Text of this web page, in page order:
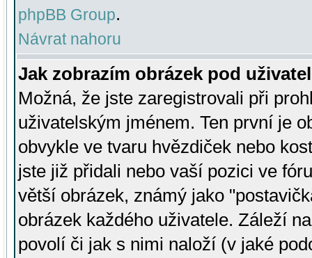
phpBB Group.
Návrat nahoru
Jak zobrazím obrázek pod
Možná, že jste zaregistrovali při
uživatelským jménem. Ten první je
obvykle ve tvaru hvězdiček nebo
jste již přidali nebo vaší pozici ve
větší obrázek, známý jako
obrázek každého uživatele. Záleží
povolí či jak s nimi naloží (v jaké